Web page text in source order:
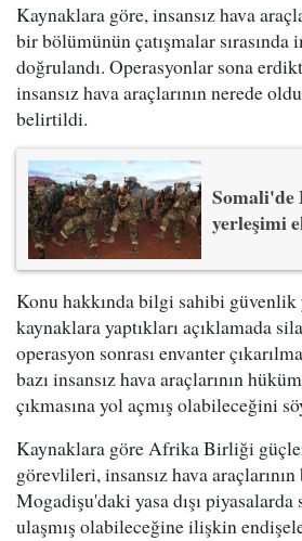
Kaynaklara göre, insansız hava
bir bölümünün çatışmalar
doğrulandı. Operasyonlar sona
insansız hava araçlarının nerede
belirtildi.
Somali'de
yerleşimi
Konu hakkında bilgi sahibi
kaynaklara yaptıkları açıklamada
operasyon sonrası envanter
bazı insansız hava araçlarının
çıkmasına yol açmış olabileceğini
Kaynaklara göre Afrika Birliği
görevlileri, insansız hava
Mogadişu'daki yasa dışı piyasalarda
ulaşmış olabileceğine ilişkin